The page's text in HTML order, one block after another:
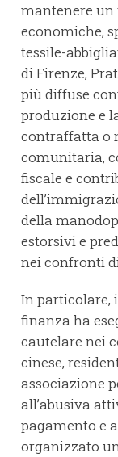
mantenere
economiche,
tessile-
di Firenze,
più diffuse
produzione e
contraffatta o
comunitaria,
fiscale e
della
estorsivi e
nei confronti
In particolare,
finanza ha
cautelare nei
cinese,
associazione
all’abusiva
pagamento e
organizzato